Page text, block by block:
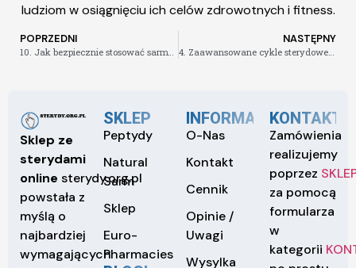
ludziom w osiągnięciu ich celów zdrowotnych i fitness.
POPRZEDNI NASTĘPNY
4. Zaawansowane cykle sterydowe- jak wykorzystać Trenbolon razem z Testosteronem FenylPropionianem
Sklep ze
sterydami
online sterydy.org.pl
powstała z
myślą o
najbardziej
wymagających
SKLEP
Peptydy
Natural
Sarm
Sklep
Euro-
Pharmacies
INFORMACJE
O-Nas
Kontakt
Cennik
Opinie /
Uwagi
Wysylka
KONTAKT
Zamówienia
realizujemy
poprzez
za pomocą
formularza
w
kategorii